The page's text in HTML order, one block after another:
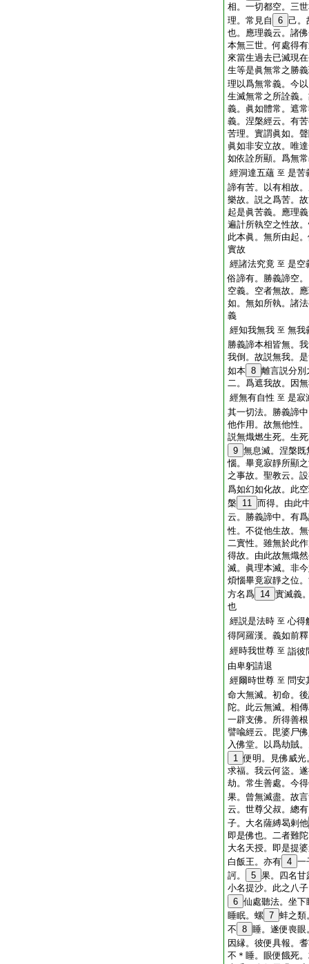
相。一切都空。三
理。常見自
6 己。
也。應理義云。諸
本無三世。何處得
來當生過去已滅現
生等是眞無常之勝
理以爲無常義。今
生滅無常之所詮義
義。眞如體常。遮
義。涅槃經云。有
苦理。實謂眞如。
眞如非安立故。唯
如依詮所顯。爲無
經洞達五蘊 至 是苦
諦有苦。以有相故
樂故。説之爲苦。
起是眞苦義。應理
遍計所執空之性故
此本眞。無所由起
實故
經諸法究竟 至 是空
俗諦有。勝義諦空
空義。空者無故。
如。無如所執。諸
義
經知我無我 至 無我
勝義諦本相皆無。
我倒。故説無我。
如本 8 離言説分別
二。爲遮我故。因
經無有自性 至 是寂
其一切法。勝義諦
他作用。故無他性
説無熾燃生死。生
9 無息滅。涅槃
惱。畢竟寂靜所顯
之事故。聖教云。
爲如幻如化故。此
槃 11 而得。由此
云。勝義諦中。有
性。不從他生故。
二實性。雖無於此
得故。由此故無熾
滅。眞理本滅。非
煩惱畢竟寂靜之位
方名爲 14 實滅義
也
經説是法時 至 心得
得阿羅漢。義如前釋
經時我世尊 至 詣彼
由卑躬請退
經爾時世尊 至 問
命大無滅。初命。
陀。此云無滅。相
一辟支佛。所得善
譬喩經云。毘婆尸
入佛堂。以爲劫賊
1 便明。見佛威
求福。我云何盜。
劫。常生善處。今
果。曾無滅盡。故
云。世尊父叔。總
子。大名薩縛曷剌他
即是佛也。二者難
大名天授。即是提
白飯王。亦有 4 一
訶。
5 果。四名甘
小名提沙。此之八
6 仙處聽法。坐
睡眠。螺 7 蚌之類
不 8 睡。遂便喪
因縁。彼便具報。
不＊睡。眼便餓死